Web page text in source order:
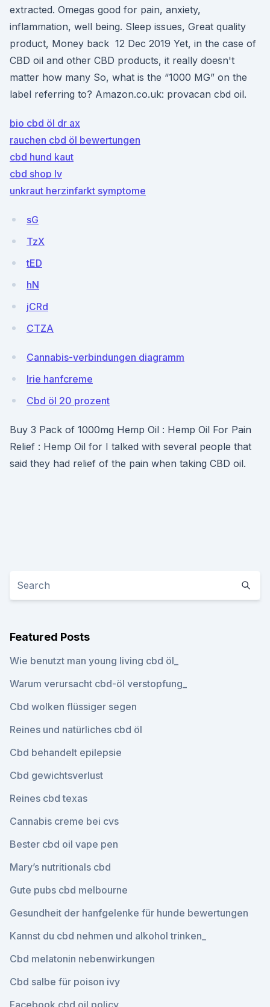
extracted. Omegas good for pain, anxiety,
inflammation, well being. Sleep issues, Great quality
product, Money back 12 Dec 2019 Yet, in the case of
CBD oil and other CBD products, it really doesn't
matter how many So, what is the “1000 MG” on the
label referring to? Amazon.co.uk: provacan cbd oil.
bio cbd öl dr ax
rauchen cbd öl bewertungen
cbd hund kaut
cbd shop lv
unkraut herzinfarkt symptome
sG
TzX
tED
hN
jCRd
CTZA
Cannabis-verbindungen diagramm
Irie hanfcreme
Cbd öl 20 prozent
Buy 3 Pack of 1000mg Hemp Oil : Hemp Oil For Pain
Relief : Hemp Oil for I talked with several people that
said they had relief of the pain when taking CBD oil.
Featured Posts
Wie benutzt man young living cbd öl_
Warum verursacht cbd-öl verstopfung_
Cbd wolken flüssiger segen
Reines und natürliches cbd öl
Cbd behandelt epilepsie
Cbd gewichtsverlust
Reines cbd texas
Cannabis creme bei cvs
Bester cbd oil vape pen
Mary’s nutritionals cbd
Gute pubs cbd melbourne
Gesundheit der hanfgelenke für hunde bewertungen
Kannst du cbd nehmen und alkohol trinken_
Cbd melatonin nebenwirkungen
Cbd salbe für poison ivy
Facebook cbd oil policy